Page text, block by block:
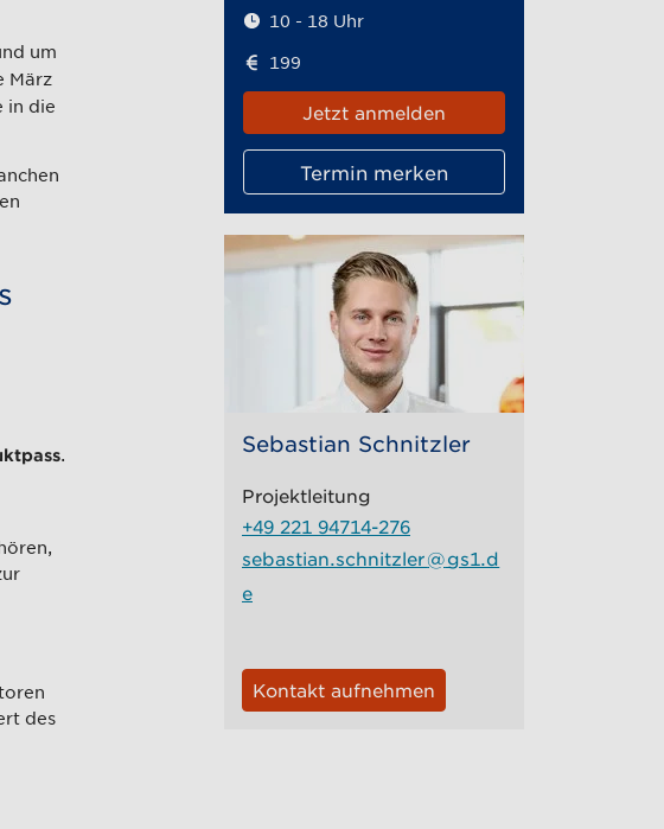
um
März
in die
des
10 - 18 Uhr
199
Jetzt anmelden
Termin merken
Sebastian Schnitzler
Projektleitung
+49 221 94714-276
sebastian.schnitzler@gs1.d
e
Kontakt aufnehmen